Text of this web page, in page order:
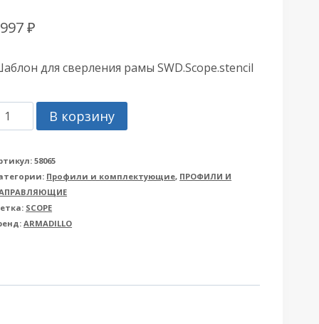
₽
для сверления рамы SWD.Scope.stencil
В корзину
58065
Профили и комплектующие, ПРОФИЛИ И
SCOPE
ARMADILLO